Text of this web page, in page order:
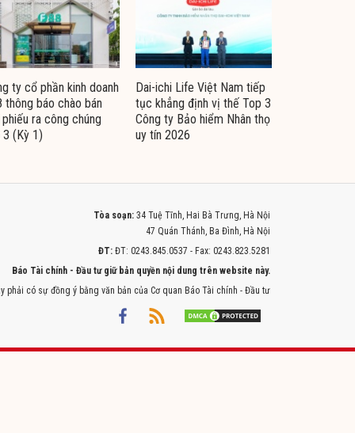
ty cổ phần kinh doanh
thông báo chào bán
ra công chúng
(Kỳ 1)
Dai-ichi Life Việt Nam tiếp
tục khẳng định vị thế Top 3
Công ty Bảo hiểm Nhân thọ
uy tín 2026
Tòa soạn: 34 Tuệ Tĩnh, Hai Bà Trưng, Hà Nội
47 Quán Thánh, Ba Đình, Hà Nội
ĐT: ĐT: 0243.845.0537 - Fax: 0243.823.5281
Báo Tài chính - Đầu tư giữ bản quyền nội dung trên website này.
có sự đồng ý bằng văn bản của Cơ quan Báo Tài chính - Đầu tư